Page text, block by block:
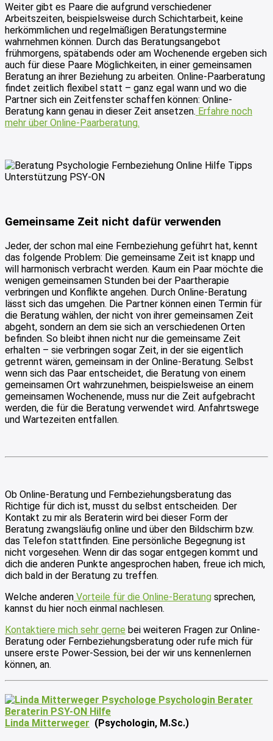
Weiter gibt es Paare die aufgrund verschiedener
Arbeitszeiten, beispielsweise durch Schichtarbeit, keine
herkömmlichen und regelmäßigen Beratungstermine
wahrnehmen können. Durch das Beratungsangebot
frühmorgens, spätabends oder am Wochenende ergeben sich
auch für diese Paare Möglichkeiten, in einer gemeinsamen
Beratung an ihrer Beziehung zu arbeiten. Online-Paarberatung
findet zeitlich flexibel statt – ganz egal wann und wo die
Partner sich ein Zeitfenster schaffen können: Online-
Beratung kann genau in dieser Zeit ansetzen. Erfahre noch
mehr über Online-Paarberatung.
Gemeinsame Zeit nicht dafür verwenden
Jeder, der schon mal eine Fernbeziehung geführt hat, kennt
das folgende Problem: Die gemeinsame Zeit ist knapp und
will harmonisch verbracht werden. Kaum ein Paar möchte die
wenigen gemeinsamen Stunden bei der Paartherapie
verbringen und Konflikte angehen. Durch Online-Beratung
lässt sich das umgehen. Die Partner können einen Termin für
die Beratung wählen, der nicht von ihrer gemeinsamen Zeit
abgeht, sondern an dem sie sich an verschiedenen Orten
befinden. So bleibt ihnen nicht nur die gemeinsame Zeit
erhalten – sie verbringen sogar Zeit, in der sie eigentlich
getrennt wären, gemeinsam in der Online-Beratung. Selbst
wenn sich das Paar entscheidet, die Beratung von einem
gemeinsamen Ort wahrzunehmen, beispielsweise an einem
gemeinsamen Wochenende, muss nur die Zeit aufgebracht
werden, die für die Beratung verwendet wird. Anfahrtswege
und Wartezeiten entfallen.
Ob Online-Beratung und Fernbeziehungsberatung das
Richtige für dich ist, musst du selbst entscheiden. Der
Kontakt zu mir als Beraterin wird bei dieser Form der
Beratung zwangsläufig online und über den Bildschirm bzw.
das Telefon stattfinden. Eine persönliche Begegnung ist
nicht vorgesehen. Wenn dir das sogar entgegen kommt und
dich die anderen Punkte angesprochen haben, freue ich mich,
dich bald in der Beratung zu treffen.
Welche anderen Vorteile für die Online-Beratung sprechen,
kannst du hier noch einmal nachlesen.
Kontaktiere mich sehr gerne bei weiteren Fragen zur Online-
Beratung oder Fernbeziehungsberatung oder rufe mich für
unsere erste Power-Session, bei der wir uns kennenlernen
können, an.
Linda Mitterweger (Psychologin, M.Sc.)